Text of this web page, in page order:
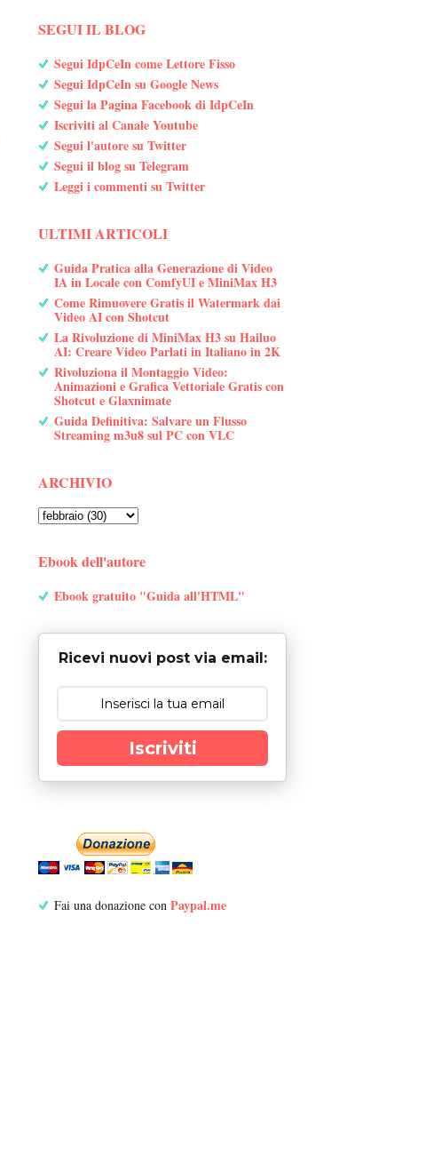
SEGUI IL BLOG
Segui IdpCeIn come Lettore Fisso
Segui IdpCeIn su Google News
Segui la Pagina Facebook di IdpCeIn
Iscriviti al Canale Youtube
Segui l'autore su Twitter
Segui il blog su Telegram
Leggi i commenti su Twitter
ULTIMI ARTICOLI
Guida Pratica alla Generazione di Video
IA in Locale con ComfyUI e MiniMax H3
Come Rimuovere Gratis il Watermark dai
Video AI con Shotcut
La Rivoluzione di MiniMax H3 su Hailuo
AI: Creare Video Parlati in Italiano in 2K
Rivoluziona il Montaggio Video:
Animazioni e Grafica Vettoriale Gratis con
Shotcut e Glaxnimate
Guida Definitiva: Salvare un Flusso
Streaming m3u8 sul PC con VLC
ARCHIVIO
Ebook dell'autore
Ebook gratuito "Guida all'HTML"
Ricevi nuovi post via email:
Iscriviti
Fai una donazione con Paypal.me